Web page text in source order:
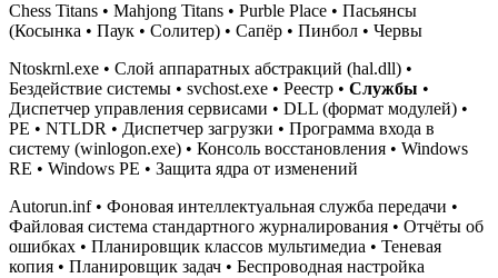
Chess Titans • Mahjong Titans • Purble Place • Пасьянсы
(Косынка • Паук • Солитер) • Сапёр • Пинбол • Червы
Ntoskrnl.exe • Слой аппаратных абстракций (hal.dll) •
Бездействие системы • svchost.exe • Реестр • Службы •
Диспетчер управления сервисами • DLL (формат модулей) •
PE • NTLDR • Диспетчер загрузки • Программа входа в
систему (winlogon.exe) • Консоль восстановления • Windows
RE • Windows PE • Защита ядра от изменений
Autorun.inf • Фоновая интеллектуальная служба передачи •
Файловая система стандартного журналирования • Отчёты об
ошибках • Планировщик классов мультимедиа • Теневая
копия • Планировщик задач • Беспроводная настройка